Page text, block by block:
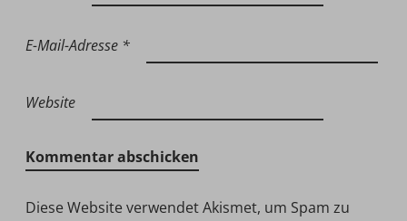
E-Mail-Adresse *
Website
Diese Website verwendet Akismet, um Spam zu